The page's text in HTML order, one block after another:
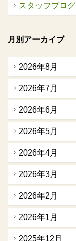
スタッフブログ
月別アーカイブ
2026年8月
2026年7月
2026年6月
2026年5月
2026年4月
2026年3月
2026年2月
2026年1月
2025年12月